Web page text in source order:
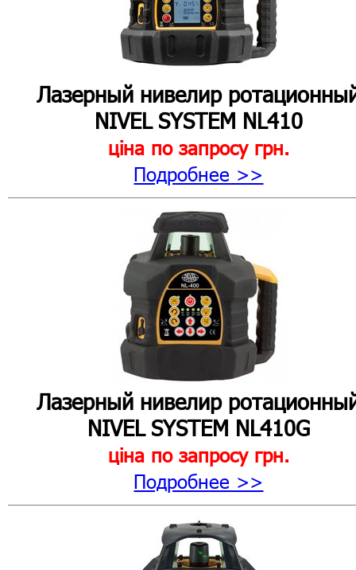
Лазерный нивелир
NIVEL SYSTEM NL410
ціна по запросугрн.
Подробнее >>
Лазерный нивелир
NIVEL SYSTEM NL410G
ціна по запросугрн.
Подробнее >>